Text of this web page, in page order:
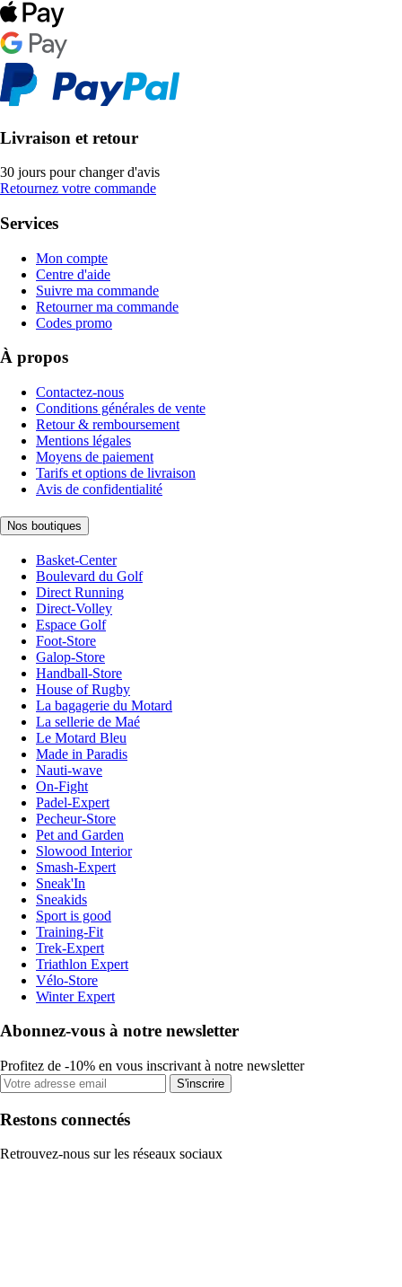
Livraison et retour
30 jours pour changer d'avis
Retournez votre commande
Services
Mon compte
Centre d'aide
Suivre ma commande
Retourner ma commande
Codes promo
À propos
Contactez-nous
Conditions générales de vente
Retour & remboursement
Mentions légales
Moyens de paiement
Tarifs et options de livraison
Avis de confidentialité
Nos boutiques
Basket-Center
Boulevard du Golf
Direct Running
Direct-Volley
Espace Golf
Foot-Store
Galop-Store
Handball-Store
House of Rugby
La bagagerie du Motard
La sellerie de Maé
Le Motard Bleu
Made in Paradis
Nauti-wave
On-Fight
Padel-Expert
Pecheur-Store
Pet and Garden
Slowood Interior
Smash-Expert
Sneak'In
Sneakids
Sport is good
Training-Fit
Trek-Expert
Triathlon Expert
Vélo-Store
Winter Expert
Abonnez-vous à notre newsletter
Profitez de -10% en vous inscrivant à notre newsletter
S'inscrire
Restons connectés
Retrouvez-nous sur les réseaux sociaux